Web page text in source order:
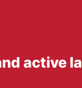
active